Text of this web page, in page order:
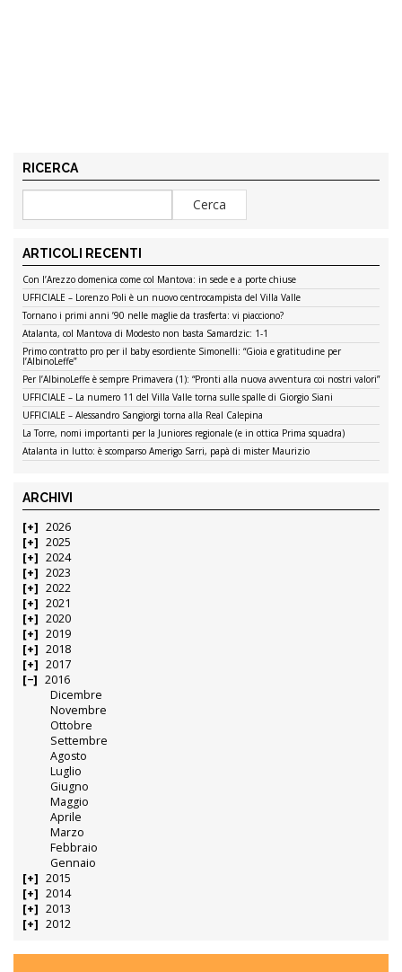
RICERCA
ARTICOLI RECENTI
Con l’Arezzo domenica come col Mantova: in sede e a porte chiuse
UFFICIALE – Lorenzo Poli è un nuovo centrocampista del Villa Valle
Tornano i primi anni ’90 nelle maglie da trasferta: vi piacciono?
Atalanta, col Mantova di Modesto non basta Samardzic: 1-1
Primo contratto pro per il baby esordiente Simonelli: “Gioia e gratitudine per
l’AlbinoLeffe”
Per l’AlbinoLeffe è sempre Primavera (1): “Pronti alla nuova avventura coi nostri valori”
UFFICIALE – La numero 11 del Villa Valle torna sulle spalle di Giorgio Siani
UFFICIALE – Alessandro Sangiorgi torna alla Real Calepina
La Torre, nomi importanti per la Juniores regionale (e in ottica Prima squadra)
Atalanta in lutto: è scomparso Amerigo Sarri, papà di mister Maurizio
ARCHIVI
2026
2025
2024
2023
2022
2021
2020
2019
2018
2017
2016
Dicembre
Novembre
Ottobre
Settembre
Agosto
Luglio
Giugno
Maggio
Aprile
Marzo
Febbraio
Gennaio
2015
2014
2013
2012